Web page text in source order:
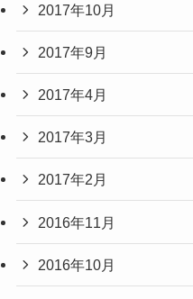
2017年10月
2017年9月
2017年4月
2017年3月
2017年2月
2016年11月
2016年10月